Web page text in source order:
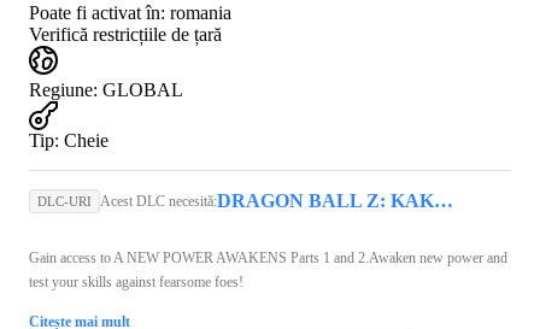
Poate fi activat în: romania
Verifică restricțiile de țară
Regiune: GLOBAL
Tip: Cheie
DLC-URI Acest DLC necesită: DRAGON BALL Z: KAKAROT (PC) - Steam Key - GLOBAL
Gain access to A NEW POWER AWAKENS Parts 1 and 2.Awaken new power and
test your skills against fearsome foes!
Citește mai mult